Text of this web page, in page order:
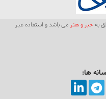
بهخبر و هنر می باشد و استفاده غیر
ها: